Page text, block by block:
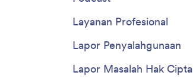
Layanan Profesional
Lapor Penyalahgunaan
Lapor Masalah Hak Cipta